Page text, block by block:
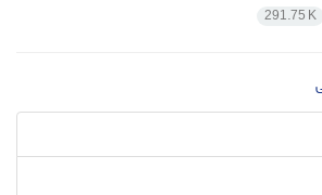
291.75 K